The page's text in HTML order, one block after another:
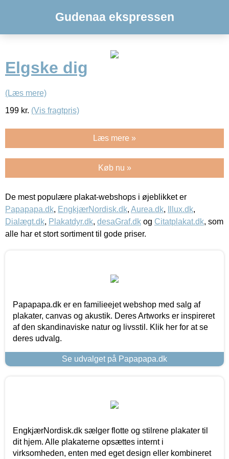
Gudenaa ekspressen
Elgske dig
(Læs mere)
199 kr. (Vis fragtpris)
Læs mere »
Køb nu »
De mest populære plakat-webshops i øjeblikket er
Papapapa.dk, EngkjærNordisk.dk, Aurea.dk, Illux.dk,
Dialægt.dk, Plakatdyr.dk, desaGraf.dk og Citatplakat.dk, som
alle har et stort sortiment til gode priser.
Papapapa.dk er en familieejet webshop med salg af
plakater, canvas og akustik. Deres Artworks er inspireret
af den skandinaviske natur og livsstil. Klik her for at se
deres udvalg.
Se udvalget på Papapapa.dk
EngkjærNordisk.dk sælger flotte og stilrene plakater til
dit hjem. Alle plakaterne opsættes internt i
virksomheden, enten med eget design eller kombineret